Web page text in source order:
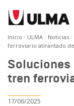
Inicio ULMA Noticias
ferroviario atirantado
Soluciones
tren
17/06/2025